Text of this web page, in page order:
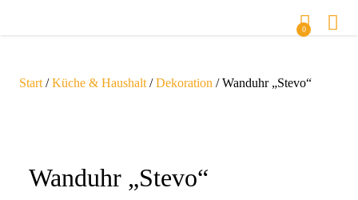
0
Start /Küche & Haushalt /Dekoration / Wanduhr „Stevo“
Wanduhr „Stevo“